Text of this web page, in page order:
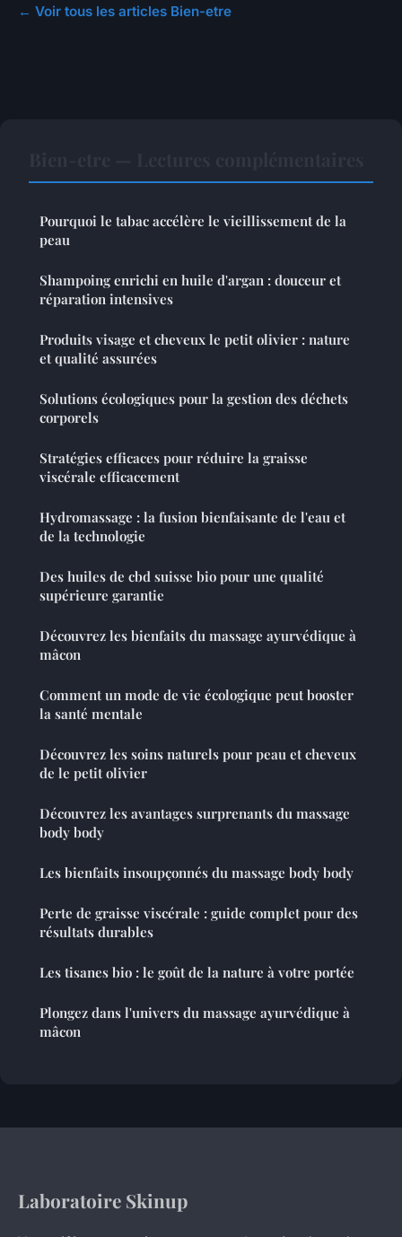
← Voir tous les articles Bien-etre
Pourquoi le tabac accélère le vieillissement de la
peau
Shampoing enrichi en huile d'argan : douceur et
réparation intensives
Produits visage et cheveux le petit olivier : nature
et qualité assurées
Solutions écologiques pour la gestion des déchets
corporels
Stratégies efficaces pour réduire la graisse
viscérale efficacement
Hydromassage : la fusion bienfaisante de l'eau et
de la technologie
Des huiles de cbd suisse bio pour une qualité
supérieure garantie
Découvrez les bienfaits du massage ayurvédique à
mâcon
Comment un mode de vie écologique peut booster
la santé mentale
Découvrez les soins naturels pour peau et cheveux
de le petit olivier
Découvrez les avantages surprenants du massage
body body
Les bienfaits insoupçonnés du massage body body
Perte de graisse viscérale : guide complet pour des
résultats durables
Les tisanes bio : le goût de la nature à votre portée
Plongez dans l'univers du massage ayurvédique à
mâcon
Laboratoire Skinup